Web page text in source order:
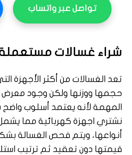
تواصل عبر واتساب
شراء غسالات
تعد الغسالات من أكثر الأجهزة
حجمها ووزنها ولكن وجود معرض
المهمة لأنه يعتمد أسلوب واضح
نشتري اجهزة كهربائية مما
أنواعها، ويتم فحص الغسالة
قيمتها دون تعقيد ثم ترتيب